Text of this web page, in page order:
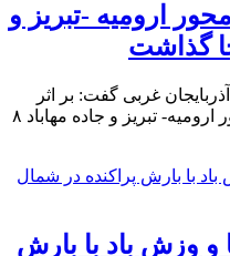
ارومیه -تبریز و
غربی گفت: بر اثر
بروز دو سانحه تصادف در محور ارومیه- تبریز و جاده مهاباد ۸
وزش باد با بارش